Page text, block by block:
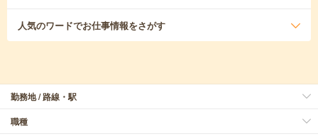
人気のワードでお仕事情報をさがす
勤務地 / 路線・駅
職種